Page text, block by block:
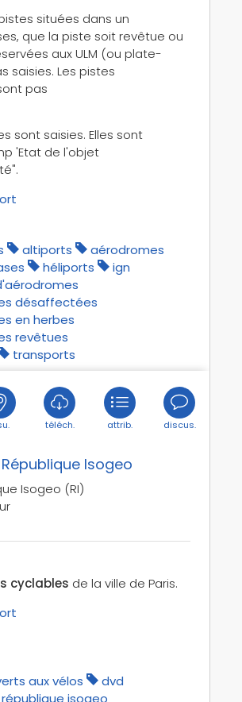
situées dans un
que la piste soit revêtue ou
aux ULM (ou plate-
saisies. Les pistes
pas
sont saisies. Elles sont
'Etat de l'objet
altiports
aérodromes
héliports
ign
désaffectées
en herbes
revêtues
transports
téléch. attrib. discus.
Isogeo
Isogeo (RI)
cyclables de la ville de Paris.
aux vélos
dvd
république isogeo